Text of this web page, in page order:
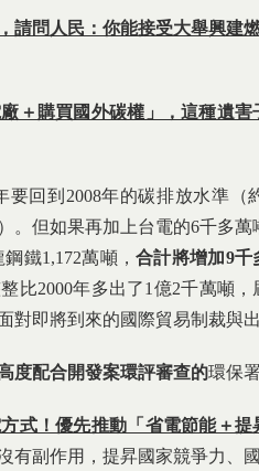
請問人民：你能接受大舉興建
＋購買國外碳權」，這種遺
要回到2008年的碳排放水準（
。但如果再加上台電的6千多萬
鐵1,172萬噸，合計將增加9千
比2000年多出了1億2千萬噸
對即將到來的國際貿易制裁與
度配合開發案環評審查的環保
式！優先推動「省電節能＋
有副作用，提昇國家競爭力、